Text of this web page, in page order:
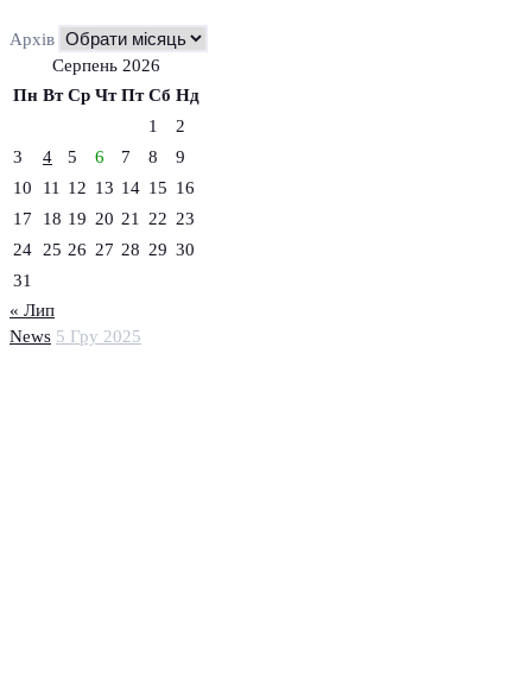
News 5 Гру 2025
Архів
Серпень 2026
Пн Вт Ср Чт Пт Сб Нд
1
2
3
4 5 6 7 8
9
10
11 12 13 14 15 16
17
18 19 20 21 22 23
24
25 26 27 28 29 30
31
« Лип